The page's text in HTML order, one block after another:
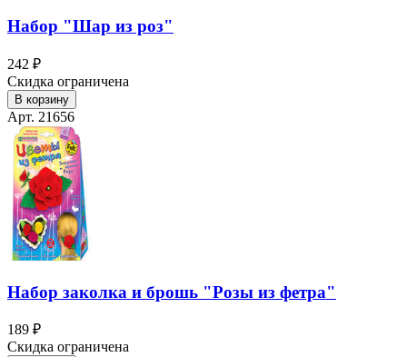
Набор "Шар из роз"
242 ₽
Скидка ограничена
В корзину
Арт. 21656
Набор заколка и брошь "Розы из фетра"
189 ₽
Скидка ограничена